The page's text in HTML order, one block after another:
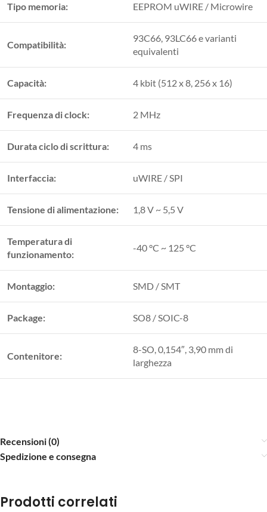
Tipo memoria: EEPROM uWIRE / Microwire
Compatibilità:
93C66, 93LC66 e varianti
equivalenti
Capacità: 4 kbit (512 x 8, 256 x 16)
Frequenza di clock: 2 MHz
Durata ciclo di scrittura: 4 ms
Interfaccia: uWIRE / SPI
Tensione di alimentazione: 1,8 V ~ 5,5 V
Temperatura di
funzionamento:
-40 °C ~ 125 °C
Montaggio: SMD / SMT
Package: SO8 / SOIC-8
Contenitore:
8-SO, 0,154″, 3,90 mm di
larghezza
Recensioni (0)
Spedizione e consegna
Prodotti correlati